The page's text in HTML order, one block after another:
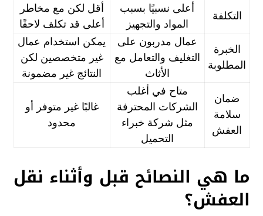
التكلفة
أعلى نسبيًا بسبب
المواد والتجهيز
أقل لكن مع مخاطر
أعلى قد تكلف لاحقًا
الخبرة
المطلوبة
عمال مدربون على
التغليف والتعامل مع
الأثاث
يمكن استخدام عمال
غير متخصصين لكن
النتائج غير مضمونة
ضمان
سلامة
العفش
متاح في أغلب
الشركات المحترفة
مثل شركة خبراء
التحميل
غالبًا غير متوفر أو
محدود
ما هي النصائح قبل وأثناء نقل
العفش؟